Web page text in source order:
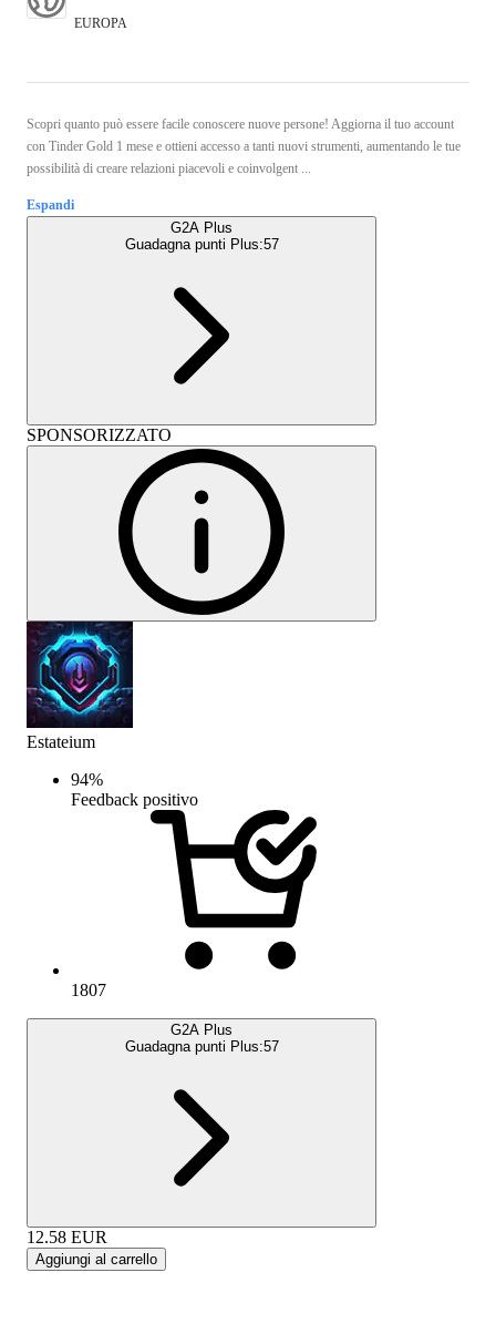
EUROPA
Scopri quanto può essere facile conoscere nuove persone! Aggiorna il tuo account
con Tinder Gold 1 mese e ottieni accesso a tanti nuovi strumenti, aumentando le tue
possibilità di creare relazioni piacevoli e coinvolgent ...
Espandi
G2A Plus
Guadagna punti Plus:57
SPONSORIZZATO
Estateium
94%
Feedback positivo
1807
G2A Plus
Guadagna punti Plus:57
12.58 EUR
Aggiungi al carrello